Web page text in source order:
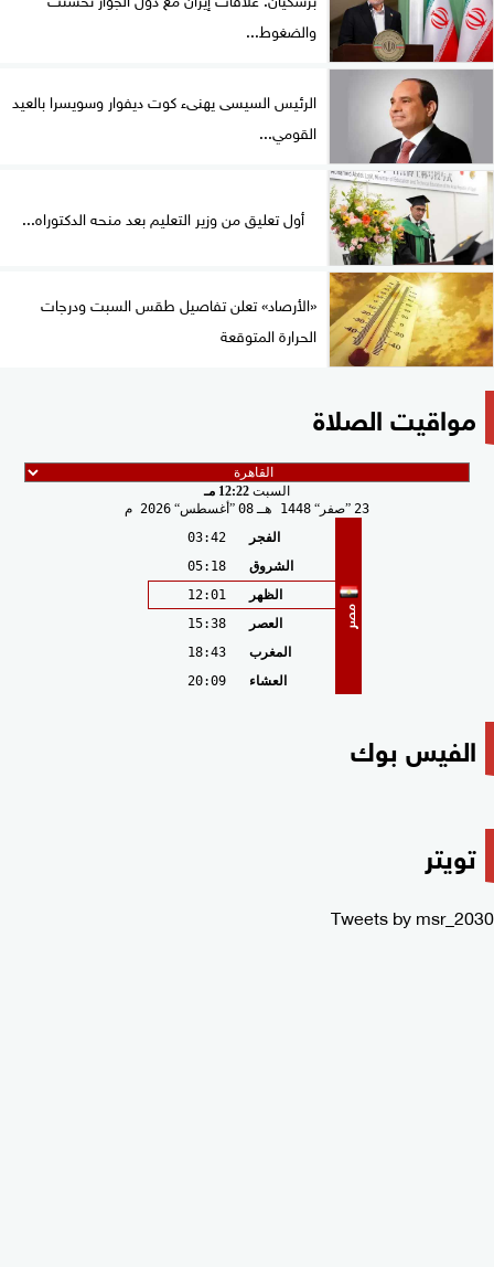
والضغوط...
الرئيس السيسى يهنىء كوت ديفوار وسويسرا بالعيد
القومي...
أول تعليق من وزير التعليم بعد منحه الدكتوراه...
«الأرصاد» تعلن تفاصيل طقس السبت ودرجات
الحرارة المتوقعة
مواقيت الصلاة
السبت 12:22 مـ
23
صفر 1448 هـ 08 أغسطس 2026 م
مصر
الفجر
03:42
الشروق
05:18
الظهر
12:01
العصر
15:38
المغرب
18:43
العشاء
20:09
الفيس بوك
تويتر
Tweets by msr_2030